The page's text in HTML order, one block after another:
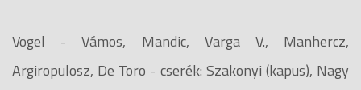
Vogel - Vámos, Mandic, Varga V., Manhercz,
Argiropulosz, De Toro - cserék: Szakonyi (kapus), Nagy